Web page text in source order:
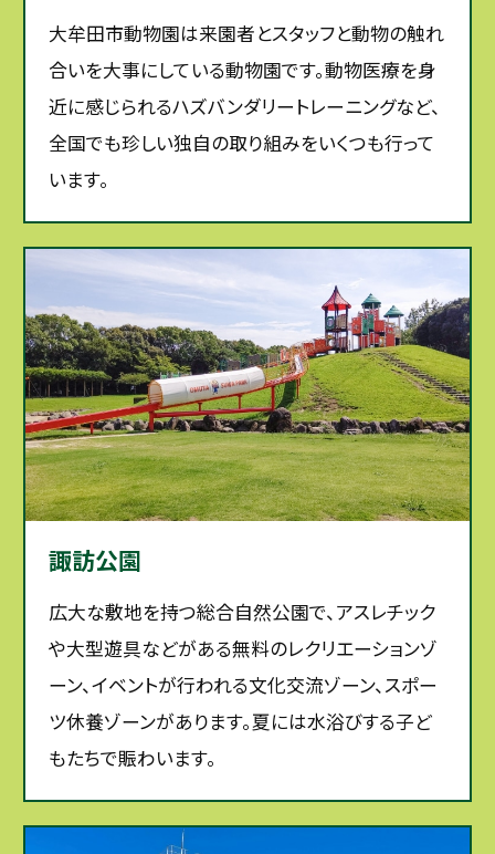
大牟田市動物園は来園者とスタッフと動物の触れ
合いを大事にしている動物園です。動物医療を身
近に感じられるハズバンダリートレーニングなど、
全国でも珍しい独自の取り組みをいくつも行って
います。
諏訪公園
広大な敷地を持つ総合自然公園で、アスレチック
や大型遊具などがある無料のレクリエーションゾ
ーン、イベントが行われる文化交流ゾーン、スポー
ツ休養ゾーンがあります。夏には水浴びする子ど
もたちで賑わいます。